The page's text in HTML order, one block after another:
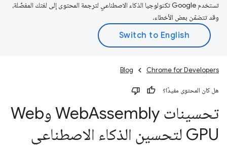
تستخدم Google تكنولوجيا الذكاء الاصطناعي لترجمة المحتوى إلى لغتك المفضّلة،
وقد تتضمّن بعض الأخطاء.
Chrome for Developers
Blog
هل كان المحتوى مفيدًا؟
تحسينات Web Assembly وWeb
GPU لتحسين الذكاء الاصطناعي